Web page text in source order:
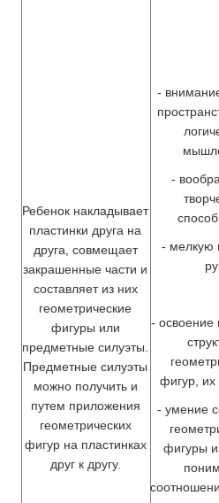
Ребенок накладывает
пластинки друга на
друга, совмещает
закрашенные части и
составляет из них
геометрические
фигуры или
предметные силуэты.
Предметные силуэты
можно получить и
путем приложения
геометрических
фигур на пластинках
друг к другу.
-
-
- мелкую
- освоение
фигур,
- умение
фигуры